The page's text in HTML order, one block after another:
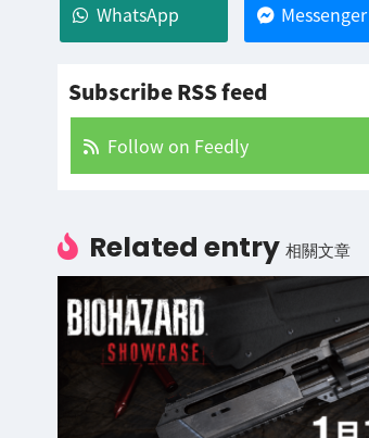
WhatsApp Messenger
Subscribe RSS feed
Follow on Feedly
Related entry 相關文章